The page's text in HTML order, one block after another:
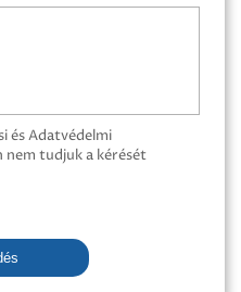
és Adatvédelmi
tudjuk a kérését